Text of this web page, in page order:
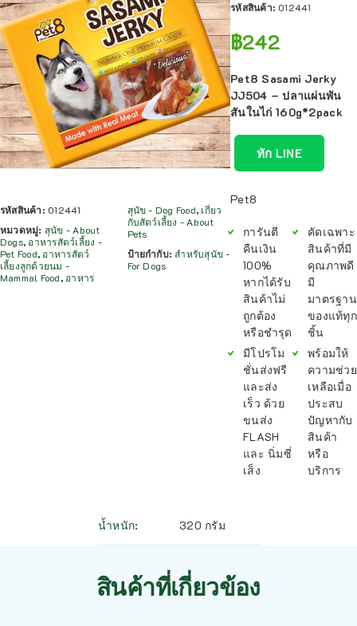
รหัสสินค้า: 012441
หมวดหมู่: สุนัข - About
Dogs, อาหารสัตว์เลี้ยง -
Pet Food, อาหารสัตว์
เลี้ยงลูกด้วยนม -
Mammal Food, อาหาร
สุนัข - Dog Food, เกี่ยว
กับสัตว์เลี้ยง - About
Pets
ป้ายกำกับ:สำหรับสุนัข -
For Dogs
รหัสสินค้า: 012441
฿242
Pet8 Sasami Jerky
JJ504 – ปลาแผ่นพัน
สันในไก่ 160g*2pack
ทัก LINE
Pet8
การันตี
คืนเงิน
100%
หากได้รับ
สินค้าไม่
ถูกต้อง
หรือชำรุด
มีโปรโม
ชั่นส่งฟรี
และส่ง
เร็ว ด้วย
ขนส่ง
FLASH
และ นิ่มซี่
เส็ง
คัดเฉพาะ
สินค้าที่มี
คุณภาพดี
มี
มาตรฐาน
ของแท้ทุก
ชิ้น
พร้อมให้
ความช่วย
เหลือเมื่อ
ประสบ
ปัญหากับ
สินค้า
หรือ
บริการ
น้ำหนัก 320 กรัม
สินค้าที่เกี่ยวข้อง